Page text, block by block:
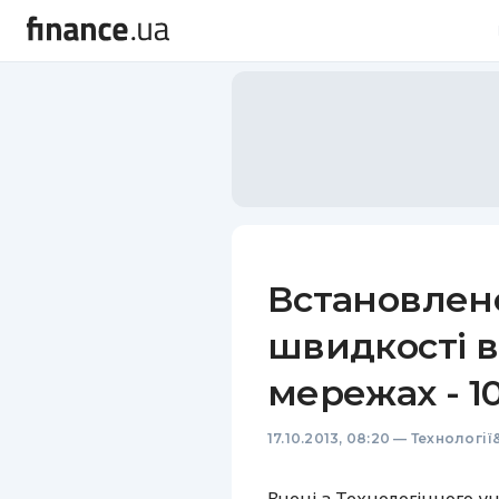
швидкості
мережах -
17.10.2013, 08:20 —